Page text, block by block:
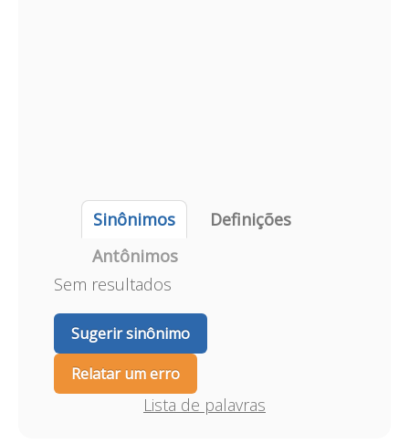
Sinônimos
Definições
Antônimos
Sem resultados
Sugerir sinônimo
Relatar um erro
Lista de palavras